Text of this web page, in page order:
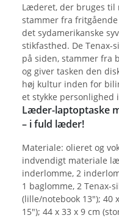
Læderet, der bruges til
stammer fra
det sydamerikanske
stikfasthed. De Tenax-
på siden, stammer fra
og giver tasken den
høj kultur inden for
et stykke personlighed
Læder-laptoptaske
– i fuld læder!
Materiale: olieret og
indvendigt materiale
inderlomme, 2
1 baglomme, 2 Tenax-
(lille/notebook 13"); 40
15"); 44 x 33 x 9 cm